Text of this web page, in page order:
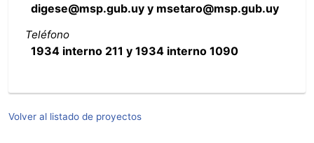
digese@msp.gub.uy y msetaro@msp.gub.uy
Teléfono
1934 interno 211 y 1934 interno 1090
Volver al listado de proyectos